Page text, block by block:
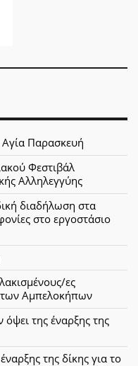
Παρασκευή
Φεστιβάλ
Αλληλεγγύης
διαδήλωση στα
στο εργοστάσιο
ες
των Αμπελοκήπων
της έναρξης της
της δίκης για το